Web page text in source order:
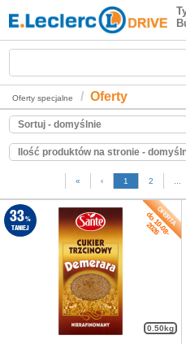
Zakupy z dostawą
Zakupy spożywcze
Oferty specjalne Oferty
Sortuj - domyślnie
Ilość produktów na stronie -
« ‹ 1 2
0.50kg
do 10-08-
2026
33%
TANIEJ